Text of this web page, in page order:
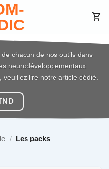
chacun de nos outils dans
neurodéveloppementaux
veuillez lire notre article dédié.
/ Les packs